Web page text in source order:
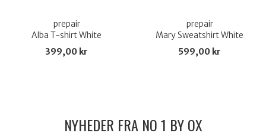
prepair
Alba T-shirt White
399,00 kr
prepair
Mary Sweatshirt White
599,00 kr
NYHEDER FRA NO 1 BY OX